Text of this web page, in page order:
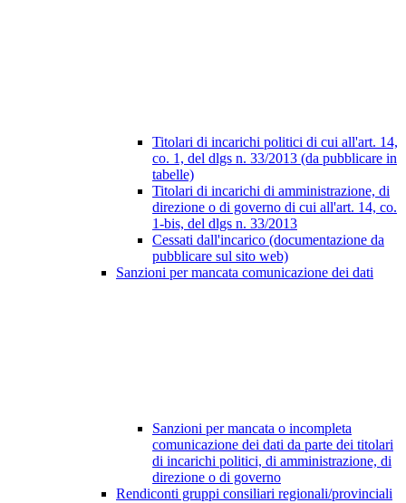
Titolari di incarichi politici di cui all'art. 14,
co. 1, del dlgs n. 33/2013 (da pubblicare in
tabelle)
Titolari di incarichi di amministrazione, di
direzione o di governo di cui all'art. 14, co.
1-bis, del dlgs n. 33/2013
Cessati dall'incarico (documentazione da
pubblicare sul sito web)
Sanzioni per mancata comunicazione dei dati
Sanzioni per mancata o incompleta
comunicazione dei dati da parte dei titolari
di incarichi politici, di amministrazione, di
direzione o di governo
Rendiconti gruppi consiliari regionali/provinciali